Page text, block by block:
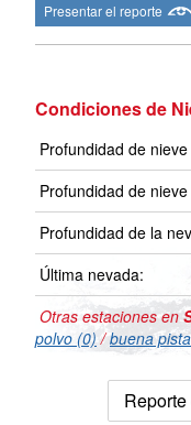
Presentar el reporte
Condiciones de
Profundidad de
Profundidad de
Profundidad de la
Última nevada:
Otras estaciones en
polvo (0) /buena